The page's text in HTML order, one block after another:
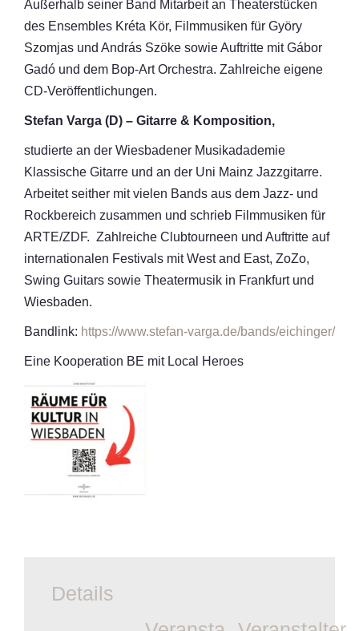
Außerhalb seiner Band Mitarbeit an Theaterstücken
des Ensembles Kréta Kör, Filmmusiken für Györy
Szomjas und András Szöke sowie Auftritte mit Gábor
Gadó und dem Bop-Art Orchestra. Zahlreiche eigene
CD-Veröffentlichungen.
Stefan Varga (D) – Gitarre & Komposition,
studierte an der Wiesbadener Musikadademie
Klassische Gitarre und an der Uni Mainz Jazzgitarre.
Arbeitet seither mit vielen Bands aus dem Jazz- und
Rockbereich zusammen und schrieb Filmmusiken für
ARTE/ZDF. Zahlreiche Clubtourneen und Auftritte auf
internationalen Festivals mit West and East, ZoZo,
Swing Guitars sowie Theatermusik in Frankfurt und
Wiesbaden.
Bandlink: https://www.stefan-varga.de/bands/eichinger/
Eine Kooperation BE mit Local Heroes
Details